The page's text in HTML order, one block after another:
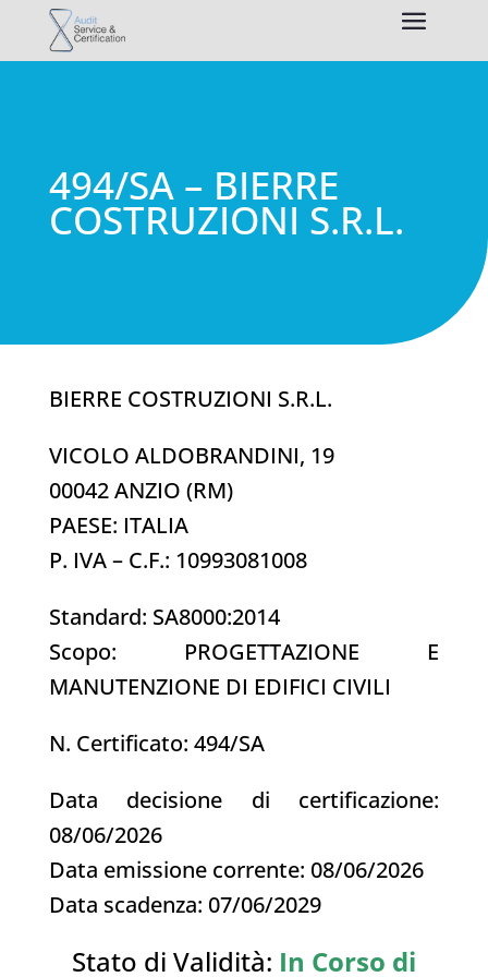
494/SA – BIERRE
COSTRUZIONI S.R.L.
BIERRE COSTRUZIONI S.R.L.
VICOLO ALDOBRANDINI, 19
00042 ANZIO (RM)
PAESE: ITALIA
P. IVA – C.F.: 10993081008
Standard: SA8000:2014
Scopo: PROGETTAZIONE E
MANUTENZIONE DI EDIFICI CIVILI
N. Certificato: 494/SA
Data decisione di certificazione:
08/06/2026
Data emissione corrente: 08/06/2026
Data scadenza: 07/06/2029
Stato di Validità: In Corso di